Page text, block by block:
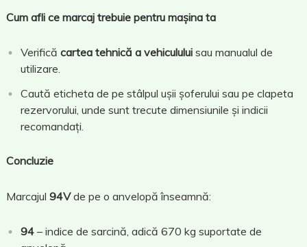
Cum afli ce marcaj trebuie pentru mașina ta
Verifică cartea tehnică a vehicululuisau manualul de
utilizare.
Caută eticheta de pe stâlpul ușii șoferului sau pe clapeta
rezervorului, unde sunt trecute dimensiunile și indicii
recomandați.
Concluzie
Marcajul 94Vde pe o anvelopă înseamnă:
94– indice de sarcină, adică 670 kg suportate de